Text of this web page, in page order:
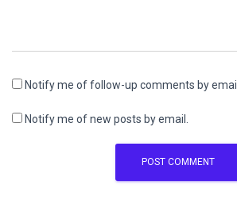
Notify me of follow-up comments by email.
Notify me of new posts by email.